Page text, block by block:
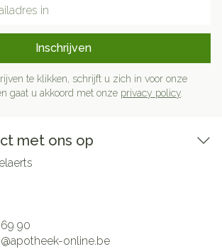
Inschrijven
te klikken, schrijft u zich in voor onze
gaat u akkoord met onze privacy policy
met ons op
90
apotheek-online.be